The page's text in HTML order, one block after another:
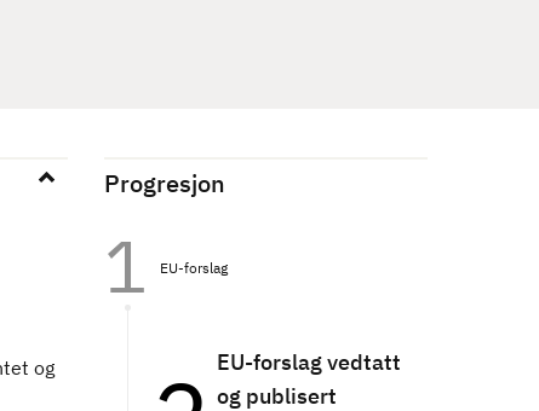
og
Progresjon
EU-forslag
EU-forslag vedtatt
og publisert